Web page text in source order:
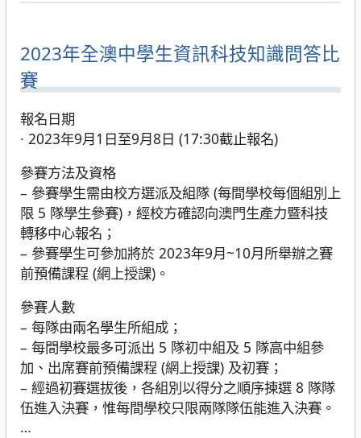
2023年全澳中學生資訊科技知識問答比
賽
報名日期
· 2023年9月1日至9月8日 (17:30截止報名)
參賽方法及資格
– 參賽學生需由校方選派及組隊 (每間學校每個組別上
限 5 隊學生參賽)，經校方確認向澳門生產力暨科技
轉移中心報名；
– 參賽學生可參加將於 2023年9月~10月所舉辦之賽
前預備課程 (網上授課)。
參賽人數
– 每隊由兩名學生所組成；
– 每間學校最多可派出 5 隊初中組及 5 隊高中組參
加、出席賽前預備課程 (網上授課) 及初賽；
– 經過初賽選拔後，各組別以得分之順序揀選 8 隊隊
伍進入決賽，惟每間學校只限兩隊隊伍能進入決賽。
…